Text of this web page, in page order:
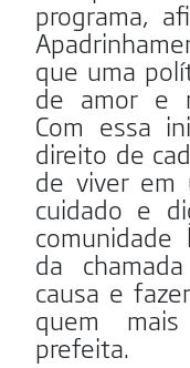
programa,
que uma
de amor e
Com essa
direito de
de viver em
cuidado e
da
causa e
quem
prefeita.